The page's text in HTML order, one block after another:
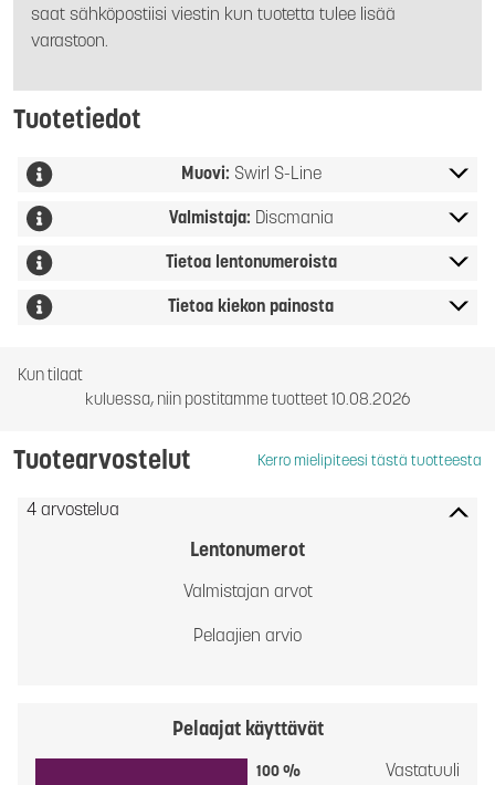
saat sähköpostiisi viestin kun tuotetta tulee lisää
varastoon.
Tuotetiedot
Muovi: Swirl S-Line
Valmistaja: Discmania
Tietoa lentonumeroista
Tietoa kiekon painosta
Kun tilaat
kuluessa, niin postitamme tuotteet 10.08.2026
Tuotearvostelut Kerro mielipiteesi tästä tuotteesta
4 arvostelua
Lentonumerot
Valmistajan arvot
Pelaajien arvio
Pelaajat käyttävät
100 % Vastatuuli